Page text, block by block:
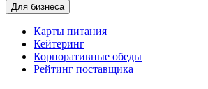
Для бизнеса
Карты питания
Кейтеринг
Корпоративные обеды
Рейтинг поставщика